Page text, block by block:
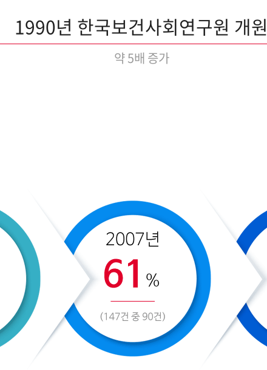
1990년 한국보건사회연구원 개원
약 5배 증가